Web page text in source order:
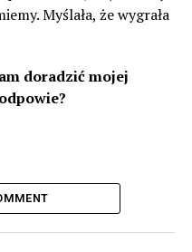
Myślała, że wygrała
doradzić mojej